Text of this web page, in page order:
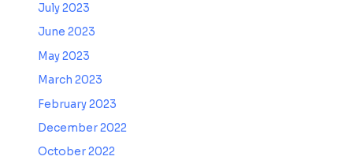
July 2023
June 2023
May 2023
March 2023
February 2023
December 2022
October 2022